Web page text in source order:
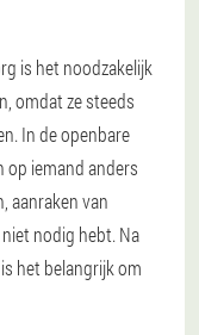
is het noodzakelijk
omdat ze steeds
In de openbare
op iemand anders
aanraken van
nodig hebt. Na
het belangrijk om